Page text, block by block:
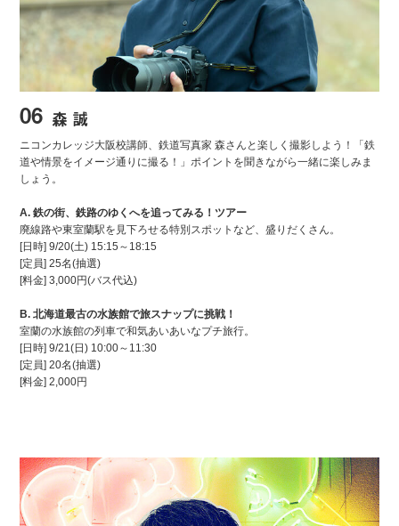
06 森 誠
ニコンカレッジ大阪校講師、鉄道写真家 森さんと楽しく撮影しよう！「鉄
道や情景をイメージ通りに撮る！」ポイントを聞きながら一緒に楽しみま
しょう。
A. 鉄の街、鉄路のゆくへを追ってみる！ツアー
廃線路や東室蘭駅を見下ろせる特別スポットなど、盛りだくさん。
[日時]9/20(土) 15:15～18:15
[定員]25名(抽選)
[料金] 3,000円(バス代込)
B. 北海道最古の水族館で旅スナップに挑戦！
室蘭の水族館の列車で和気あいあいなプチ旅行。
[日時]9/21(日) 10:00～11:30
[定員] 20名(抽選)
[料金] 2,000円